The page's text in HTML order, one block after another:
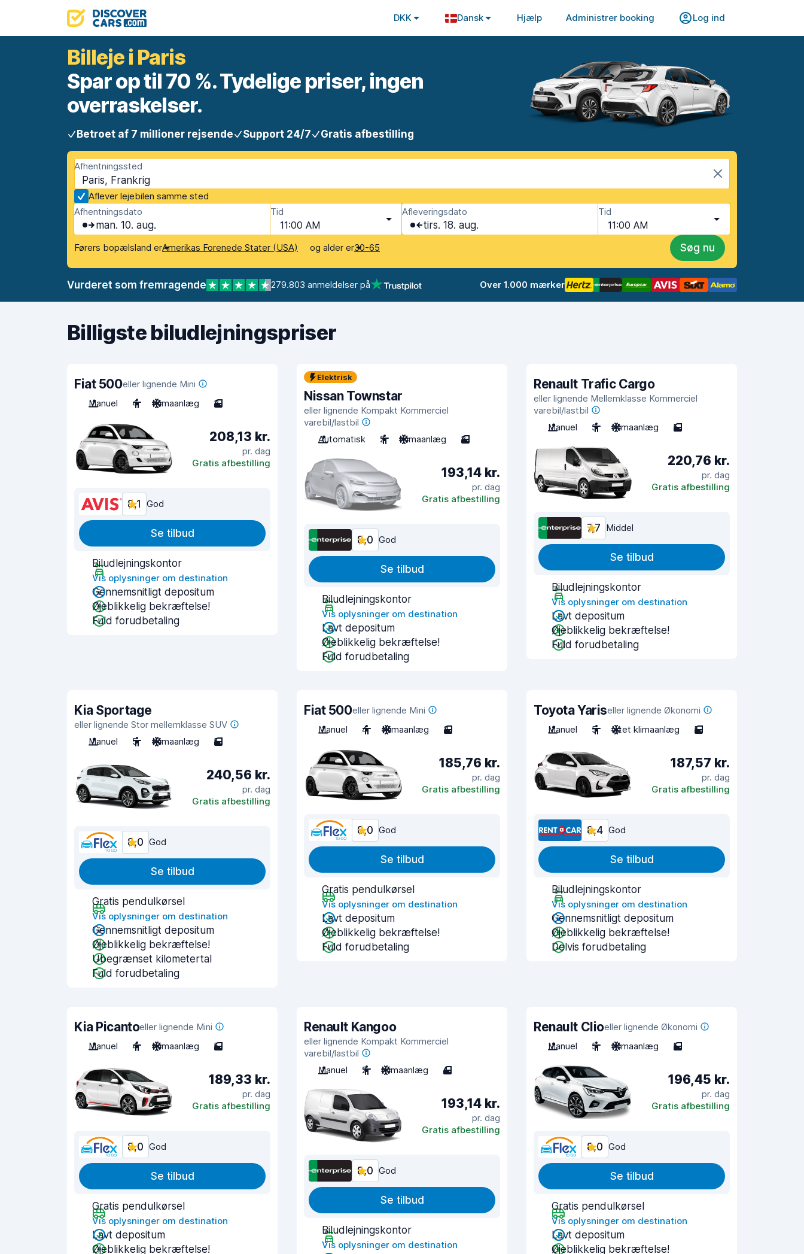
DKK Dansk Hjælp Administrer booking Log ind
Billeje i Paris
Spar op til 70 %. Tydelige priser, ingen
overraskelser.
Betroet af 7 millioner rejsende Support 24/7 Gratis afbestilling
Afhentningssted
Paris, Frankrig
Aflever lejebilen samme sted
Afhentningsdato
man. 10. aug.
Tid
11:00 AM
Afleveringsdato
tirs. 18. aug.
Tid
11:00 AM
Førers bopælsland erAmerikas Forenede Stater (USA) og alder er30-65 Søg nu
Vurderet som fremragende 279.803 anmeldelser på Over 1.000 mærker
Billigste biludlejningspriser
Fiat 500eller lignende Mini
Manuel
4 Klimaanlæg 3
208,13 kr.
pr. dag
Gratis afbestilling
8,1 God
Se tilbud
Biludlejningskontor
Vis oplysninger om destination
Gennemsnitligt depositum
Øjeblikkelig bekræftelse!
Fuld forudbetaling
Elektrisk
Nissan Townstar
eller lignende Kompakt Kommerciel
varebil/lastbil
Automatisk
2 Klimaanlæg 3
193,14 kr.
pr. dag
Gratis afbestilling
8,0 God
Se tilbud
Biludlejningskontor
Vis oplysninger om destination
Lavt depositum
Øjeblikkelig bekræftelse!
Fuld forudbetaling
Renault Trafic Cargo
eller lignende Mellemklasse Kommerciel
varebil/lastbil
Manuel
3 Klimaanlæg 5
220,76 kr.
pr. dag
Gratis afbestilling
7,7 Middel
Se tilbud
Biludlejningskontor
Vis oplysninger om destination
Lavt depositum
Øjeblikkelig bekræftelse!
Fuld forudbetaling
Kia Sportage
eller lignende Stor mellemklasse SUV
Manuel
5 Klimaanlæg 5
240,56 kr.
pr. dag
Gratis afbestilling
8,0 God
Se tilbud
Gratis pendulkørsel
Vis oplysninger om destination
Gennemsnitligt depositum
Øjeblikkelig bekræftelse!
Ubegrænset kilometertal
Fuld forudbetaling
Fiat 500eller lignende Mini
Manuel
4 Klimaanlæg 3
185,76 kr.
pr. dag
Gratis afbestilling
8,0 God
Se tilbud
Gratis pendulkørsel
Vis oplysninger om destination
Lavt depositum
Øjeblikkelig bekræftelse!
Fuld forudbetaling
Toyota Yariseller lignende Økonomi
Manuel
5 Intet klimaanlæg 5
187,57 kr.
pr. dag
Gratis afbestilling
8,4 God
Se tilbud
Biludlejningskontor
Vis oplysninger om destination
Gennemsnitligt depositum
Øjeblikkelig bekræftelse!
Delvis forudbetaling
Kia Picantoeller lignende Mini
Manuel
4 Klimaanlæg 5
189,33 kr.
pr. dag
Gratis afbestilling
8,0 God
Se tilbud
Gratis pendulkørsel
Vis oplysninger om destination
Lavt depositum
Øjeblikkelig bekræftelse!
Renault Kangoo
eller lignende Kompakt Kommerciel
varebil/lastbil
Manuel
2 Klimaanlæg 4
193,14 kr.
pr. dag
Gratis afbestilling
8,0 God
Se tilbud
Biludlejningskontor
Vis oplysninger om destination
Renault Clioeller lignende Økonomi
Manuel
5 Klimaanlæg 5
196,45 kr.
pr. dag
Gratis afbestilling
8,0 God
Se tilbud
Gratis pendulkørsel
Vis oplysninger om destination
Lavt depositum
Øjeblikkelig bekræftelse!